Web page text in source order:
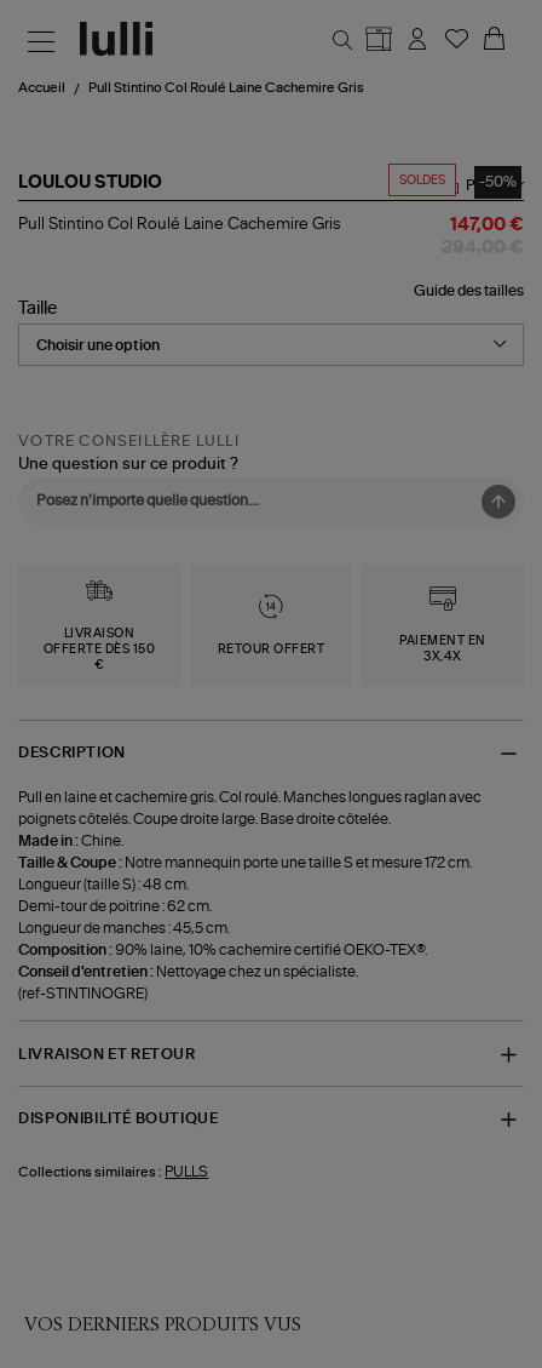
Accueil Pull Stintino Col Roulé Laine Cachemire Gris
SOLDES -50%
LOULOU STUDIO
Pull
Laine
Cachemire
Gris
Partager
Pull Stintino Col Roulé Laine Cachemire Gris 147,00 €
Guide des tailles
Taille
VOTRE CONSEILLÈRE LULLI
Une question sur ce produit ?
LIVRAISON
OFFERTE DÈS 150
€
RETOUR OFFERT
PAIEMENT EN
3X,4X
DESCRIPTION
Pull en laine et cachemire gris. Col roulé. Manches longues raglan avec
poignets côtelés. Coupe droite large. Base droite côtelée.
Made in :Chine.
Taille & Coupe : Notre mannequin porte une taille S et mesure 172 cm.
Longueur (taille S) : 48 cm.
Demi-tour de poitrine : 62 cm.
Longueur de manches : 45,5 cm.
Composition : 90% laine, 10% cachemire certifié OEKO-TEX®.
Conseil d'entretien : Nettoyage chez un spécialiste.
(ref-STINTINOGRE)
LIVRAISON ET RETOUR
DISPONIBILITÉ BOUTIQUE
Collections similaires : PULLS
VOS DERNIERS PRODUITS VUS